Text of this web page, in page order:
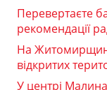
Перевертаєте
рекомендації
На
відкритих
У центрі